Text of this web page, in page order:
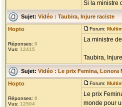
Si la ministre
Sujet: Vidéo : Taubira, Injure raciste
Hopto
Réponses: 0
Vus: 12415
Forum:
La ministre
Taubira,
Sujet: Vidéo : Le prix Femina, Lonora
Hopto
Réponses: 0
Vus: 12504
Forum:
Le prix
monde pour